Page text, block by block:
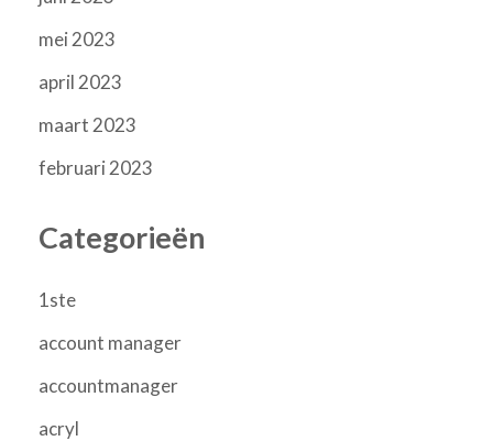
mei 2023
april 2023
maart 2023
februari 2023
Categorieën
1ste
account manager
accountmanager
acryl